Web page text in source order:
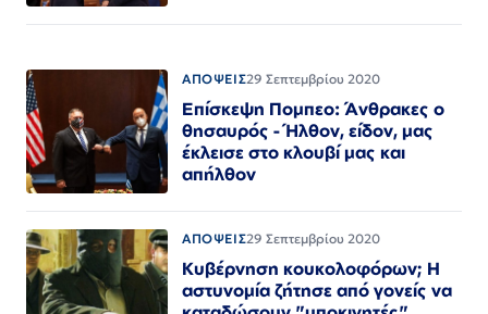
ΑΠΟΨΕΙΣ29 Σεπτεμβρίου 2020
Επίσκεψη Πομπεο: Άνθρακες ο
θησαυρός - Ήλθον, είδον, μας
έκλεισε στο κλουβί μας και
απήλθον
ΑΠΟΨΕΙΣ29 Σεπτεμβρίου 2020
Κυβέρνηση κουκολοφόρων; Η
αστυνομία ζήτησε από γονείς να